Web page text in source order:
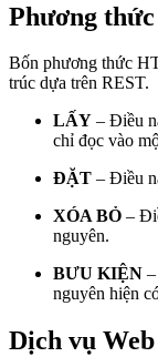
Phương
Bốn phương thức
trúc dựa trên REST.
LẤY – Điều
chỉ đọc vào
ĐẶT – Điều
XÓA BỎ –
nguyên.
BƯU KIỆN
nguyên hiện
Dịch vụ